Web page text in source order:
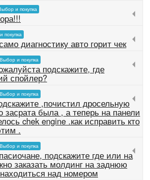
и покупка
покупка
диагностику авто горит чек
Выбор и покупка
подскажите, где
спойлер?
Выбор и покупка
,почистил дросельную
засрата была , а теперь на панели
chek engine .как исправить кто
.
Выбор и покупка
подскажите где или на
заказать молдинг на заднюю
над номером